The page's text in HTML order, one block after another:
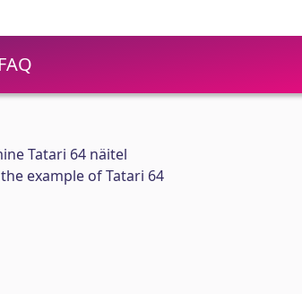
FAQ
Tatari 64 näitel
example of Tatari 64